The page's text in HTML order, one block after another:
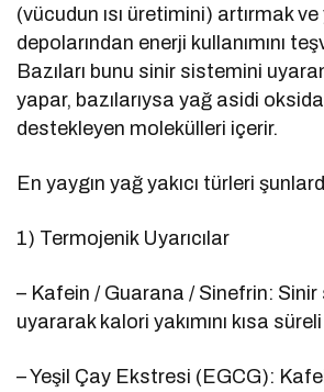
(vücudun ısı üretimini) artırmak
depolarından enerji kullanımını
Bazıları bunu sinir sistemini
yapar, bazılarıysa yağ asidi
destekleyen molekülleri içerir.
En yaygın yağ yakıcı türleri
1) Termojenik Uyarıcılar
– Kafein / Guarana / Sinefrin:
uyararak kalori yakımını kısa
– Yeşil Çay Ekstresi (EGCG):